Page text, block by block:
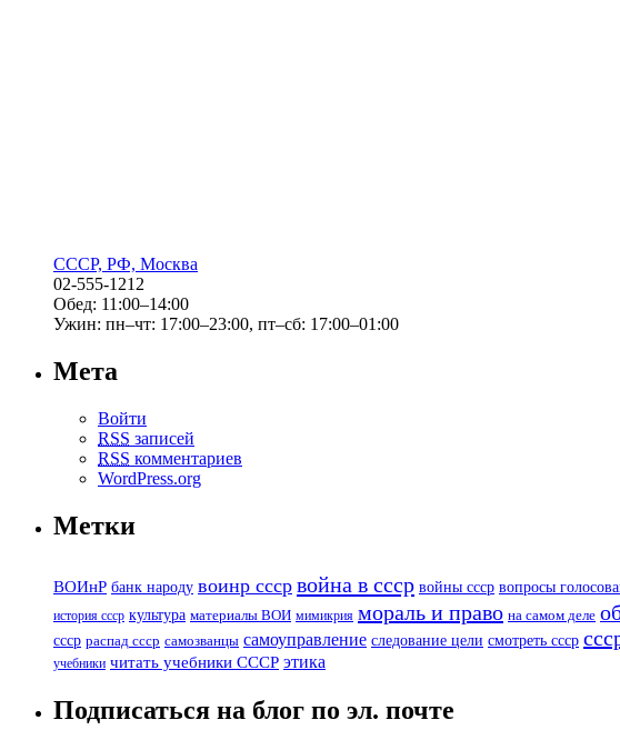
СССР, РФ, Москва
02-555-1212
Обед: 11:00–14:00
Ужин: пн–чт: 17:00–23:00, пт–сб: 17:00–01:00
Мета
Войти
RSS записей
RSS комментариев
WordPress.org
Метки
ВОИнР банк народу воинр ссср война в ссср войны ссср вопросы
история ссср культура материалы ВОИ мимикрия мораль и право на самом деле
ссср распад ссср самозванцы самоуправление следование цели смотреть ссср
учебники читать учебники СССР этика
Подписаться на блог по эл. почте